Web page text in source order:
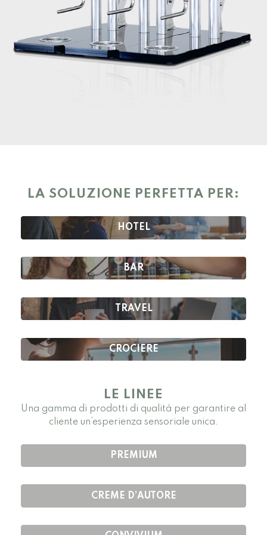
LA SOLUZIONE PERFETTA PER:
HOTEL
BAR
TRAVEL
CROCIERE
LE LINEE
Una gamma di prodotti di qualità per garantire al
cliente un’esperienza sensoriale unica.
PREMIUM
CREME D’AUTORE